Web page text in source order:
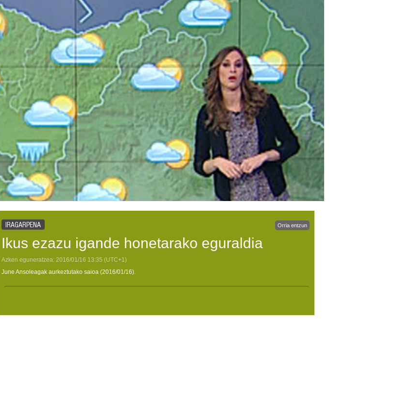
IRAGARPENA Orria entzun
Ikus ezazu igande honetarako eguraldia
Azken eguneratzea: 2016/01/16 13:35 (UTC+1)
June Ansoleagak aurkeztutako saioa (2016/01/16).